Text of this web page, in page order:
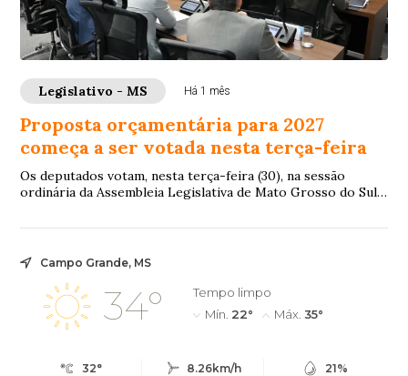
Legislativo - MS Há 1 mês
Proposta orçamentária para 2027
começa a ser votada nesta terça-feira
Os deputados votam, nesta terça-feira (30), na sessão
ordinária da Assembleia Legislativa de Mato Grosso do Sul
Campo Grande, MS
34°
Tempo limpo
Mín. 22° Máx. 35°
32° 8.26km/h 21%